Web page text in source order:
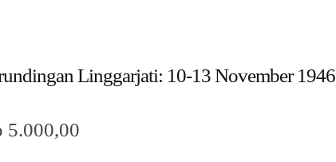
Linggarjati: 10-13 November 1946
5.000,00